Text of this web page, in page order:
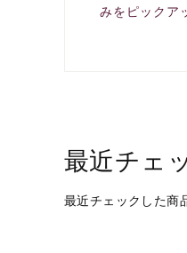
みをピックア
最近チェ
最近チェックした商